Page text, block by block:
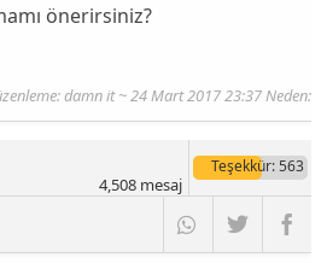
önerirsiniz?
damn it~ 24 Mart 2017 23:37 Neden:
Teşekkür: 563
4,508mesaj